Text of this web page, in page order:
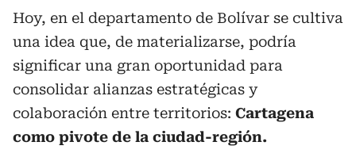
Hoy, en el departamento de Bolívar se cultiva
una idea que, de materializarse, podría
significar una gran oportunidad para
consolidar alianzas estratégicas y
colaboración entre territorios: Cartagena
como pivote de la ciudad-región.